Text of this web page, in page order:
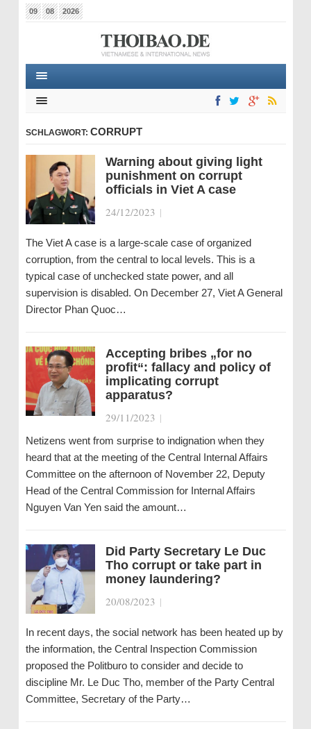
09 08 2026
SCHLAGWORT: CORRUPT
Warning about giving light
punishment on corrupt
officials in Viet A case
24/12/2023 |
The Viet A case is a large-scale case of organized
corruption, from the central to local levels. This is a
typical case of unchecked state power, and all
supervision is disabled. On December 27, Viet A General
Director Phan Quoc…
Accepting bribes „for no
profit“: fallacy and policy of
implicating corrupt
apparatus?
29/11/2023 |
Netizens went from surprise to indignation when they
heard that at the meeting of the Central Internal Affairs
Committee on the afternoon of November 22, Deputy
Head of the Central Commission for Internal Affairs
Nguyen Van Yen said the amount…
Did Party Secretary Le Duc
Tho corrupt or take part in
money laundering?
20/08/2023 |
In recent days, the social network has been heated up by
the information, the Central Inspection Commission
proposed the Politburo to consider and decide to
discipline Mr. Le Duc Tho, member of the Party Central
Committee, Secretary of the Party…